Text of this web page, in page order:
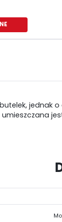
jednak
USTAWIENIA
Twoją
zaakceptować je